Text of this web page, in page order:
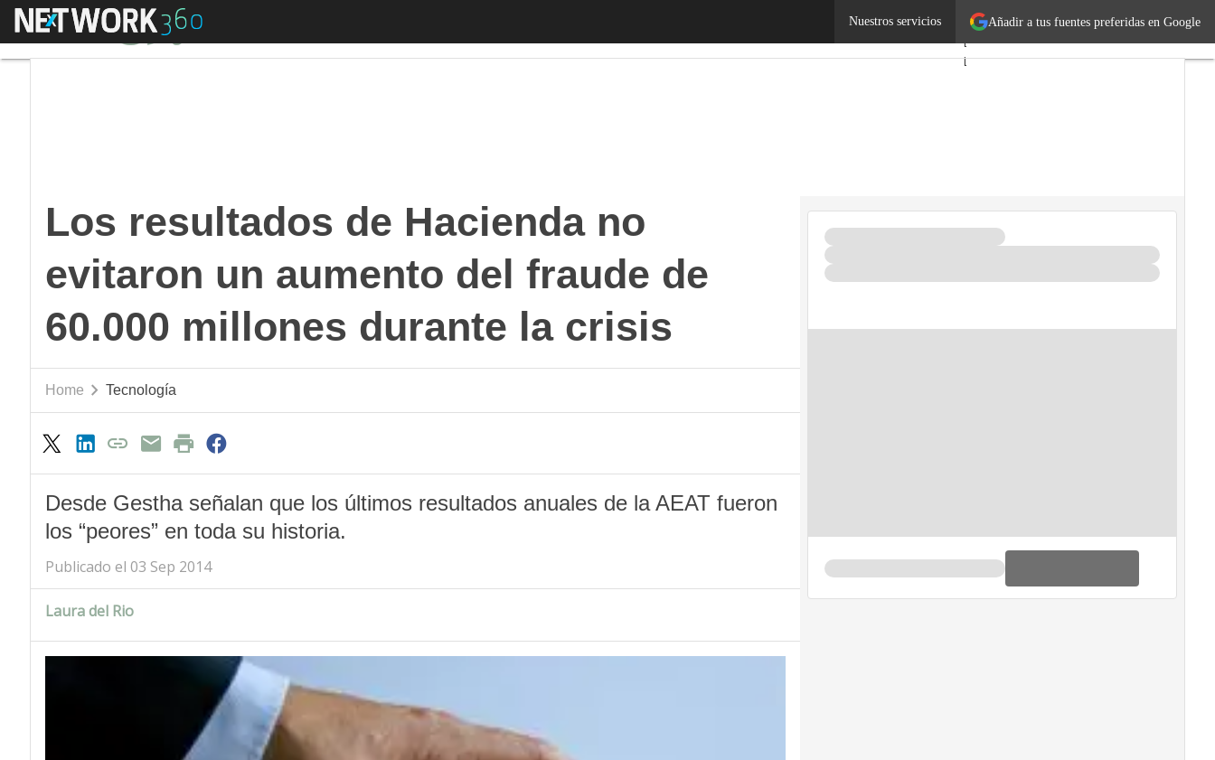
Añadir a tus fuentes preferidas en Google
Nuestros servicios
Menú Los resultados de Hacienda no evitaron un aumento del fraude de 60.000 millones durante la crisis
Autónomos
Emprendedores
Legislación
Los resultados de Hacienda no
evitaron un aumento del fraude de
60.000 millones durante la crisis
Home Tecnología
Desde Gestha señalan que los últimos resultados anuales de la AEAT fueron
los “peores” en toda su historia.
Publicado el 03 Sep 2014
Laura del Rio